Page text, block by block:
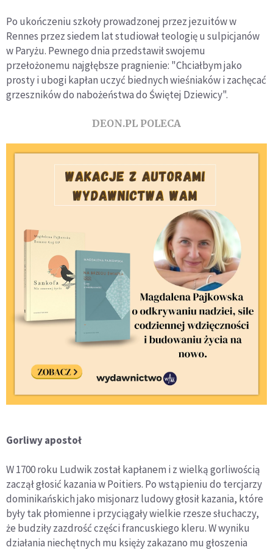
Po ukończeniu szkoły prowadzonej przez jezuitów w
Rennes przez siedem lat studiował teologię u sulpicjanów
w Paryżu. Pewnego dnia przedstawił swojemu
przełożonemu najgłębsze pragnienie: "Chciałbym jako
prosty i ubogi kapłan uczyć biednych wieśniaków i zachęcać
grzeszników do nabożeństwa do Świętej Dziewicy".
DEON.PL POLECA
Gorliwy apostoł
W 1700 roku Ludwik został kapłanem i z wielką gorliwością
zaczął głosić kazania w Poitiers. Po wstąpieniu do tercjarzy
dominikańskich jako misjonarz ludowy głosił kazania, które
były tak płomienne i przyciągały wielkie rzesze słuchaczy,
że budziły zazdrość części francuskiego kleru. W wyniku
działania niechętnych mu księży zakazano mu głoszenia